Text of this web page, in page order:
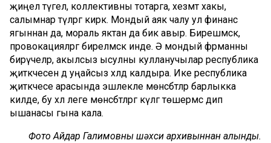
җиңел түгел, коллективны тотарга, хезмәт хакы,
салымнар түләргә кирәк. Мондый аяк чалу ул финанс
ягыннан да, мораль яктан да бик авыр. Бирешмәскә,
провокацияләргә бирелмәскә инде. Ә мондый фәрманны
бирүчеләр, акылсыз ысулны кулланучылар республика
җитәкчесен дә уңайсыз хәлдә калдыра. Ике республика
җитәкчесе арасында эшлекле мөнәсәбәтләр барлыкка
килде, бу хәл әлеге мөнәсәбәтләргә күләгә төшермәс дип
ышанасы гына кала.
Фото Айдар Галимовның шәхси архивыннан алынды.